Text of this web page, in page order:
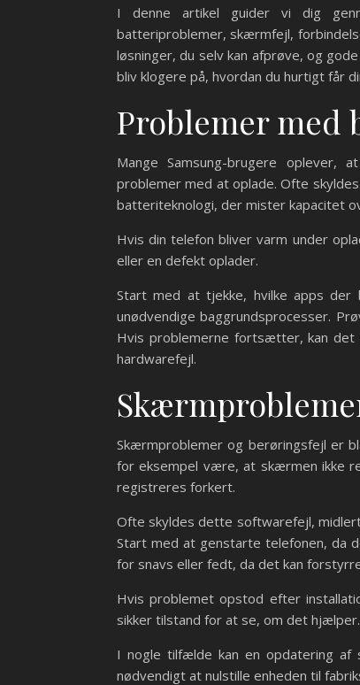
I denne artikel guider vi dig
batteriproblemer, skærmfejl,
løsninger, du selv kan afprøve, og
bliv klogere på, hvordan du hurtigt får
Problemer med
Mange Samsung-brugere
problemer med at oplade. Ofte
batteriteknologi, der mister kapacitet
Hvis din telefon bliver varm under
eller en defekt oplader.
Start med at tjekke, hvilke apps der
unødvendige baggrundsprocesser.
Hvis problemerne fortsætter, kan
hardwarefejl.
Skærmproblemer og berøringsfejl er
for eksempel være, at skærmen ikke
registreres forkert.
Ofte skyldes dette softwarefejl,
Start med at genstarte telefonen, da
for snavs eller fedt, da det kan
Hvis problemet opstod efter
sikker tilstand for at se, om det hjælper.
I nogle tilfælde kan en opdatering
nødvendigt at nulstille enheden til